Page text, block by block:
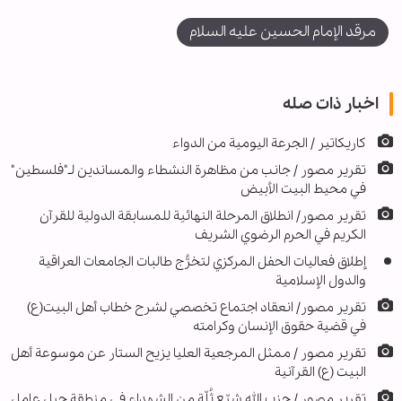
مرقد الإمام الحسين عليه السلام
اخبار ذات صله
كاريكاتير / الجرعة اليومية من الدواء
تقرير مصور / جانب من مظاهرة النشطاء والمساندين لـ"فلسطين"
في محيط البيت الأبيض
تقرير مصور/ انطلاق المرحلة النهائية للمسابقة الدولية للقرآن
الكريم في الحرم الرضوي الشريف
إطلاق فعاليات الحفل المركزي لتخرُّج طالبات الجامعات العراقية
والدول الإسلامية
تقرير مصور/ انعقاد اجتماع تخصصي لشرح خطاب أهل البيت(ع)
في قضية حقوق الإنسان وكرامته
تقرير مصور / ممثل المرجعية العليا يزيح الستار عن موسوعة أهل
البيت (ع) القرآنية